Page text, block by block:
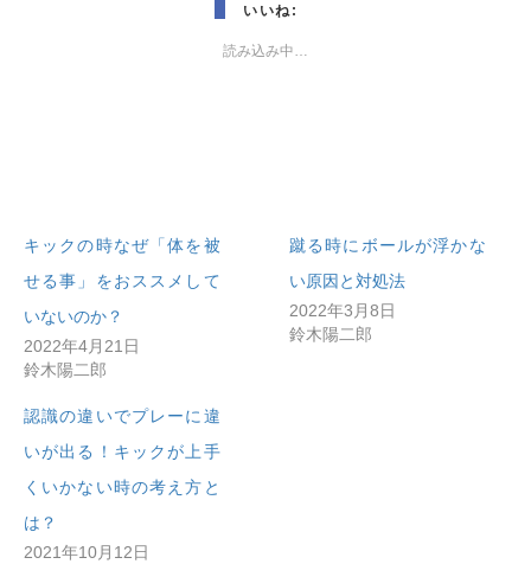
いいね:
読み込み中…
キックの時なぜ「体を被
せる事」をおススメして
いないのか？
2022年4月21日
鈴木陽二郎
蹴る時にボールが浮かな
い原因と対処法
2022年3月8日
鈴木陽二郎
認識の違いでプレーに違
いが出る！キックが上手
くいかない時の考え方と
は？
2021年10月12日